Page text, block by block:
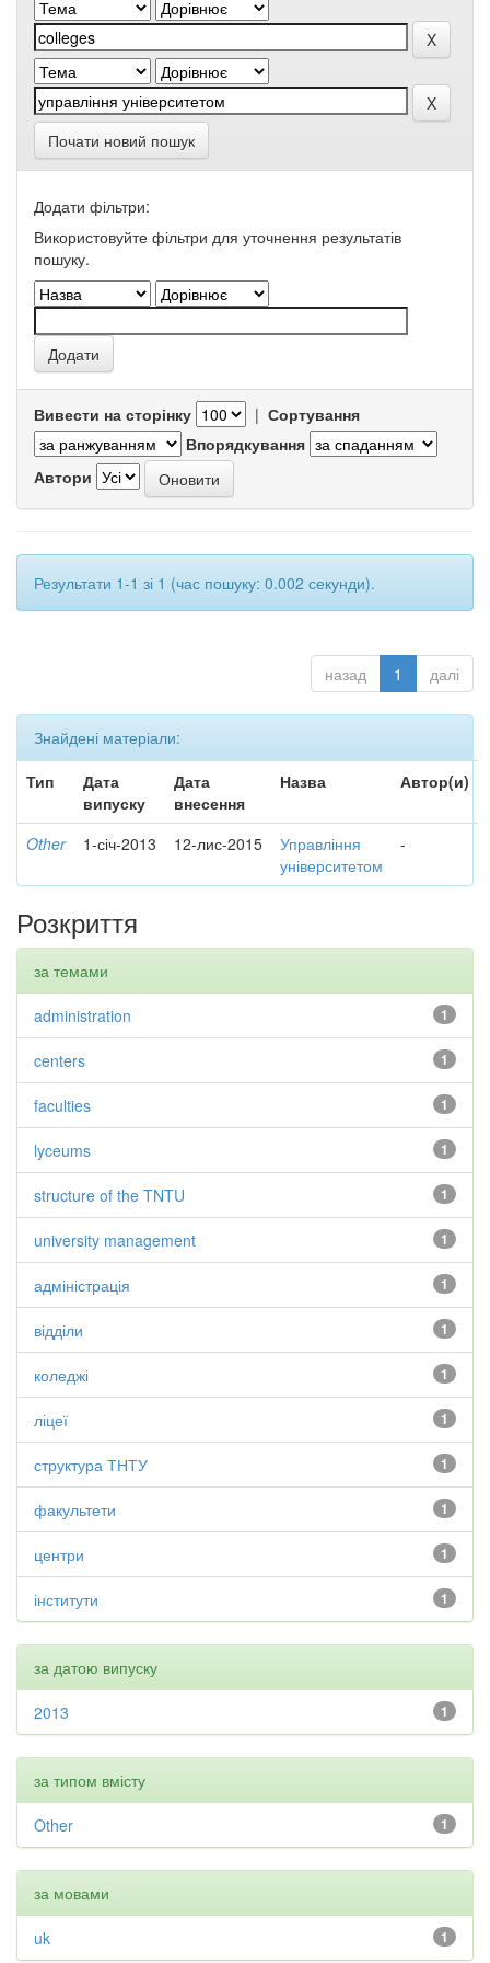
Почати новий пошук
Додати фільтри:
Використовуйте фільтри для уточнення результатів
пошуку.
Вивести на сторінку | Сортування
Впорядкування
Автори
Результати 1-1 зі 1 (час пошуку: 0.002 секунди).
назад 1 далі
Знайдені матеріали:
Тип
Дата
випуску
Дата
внесення
Назва Автор(и)
Other 1-січ-2013 12-лис-2015
Управління
університетом
-
Розкриття
за темами
1
administration
1
centers
1
faculties
1
lyceums
1
structure of the TNTU
1
university management
1
адміністрація
1
відділи
1
коледжі
1
ліцеї
1
структура ТНТУ
1
факультети
1
центри
1
інститути
за датою випуску
1
2013
за типом вмісту
1
Other
за мовами
1
uk